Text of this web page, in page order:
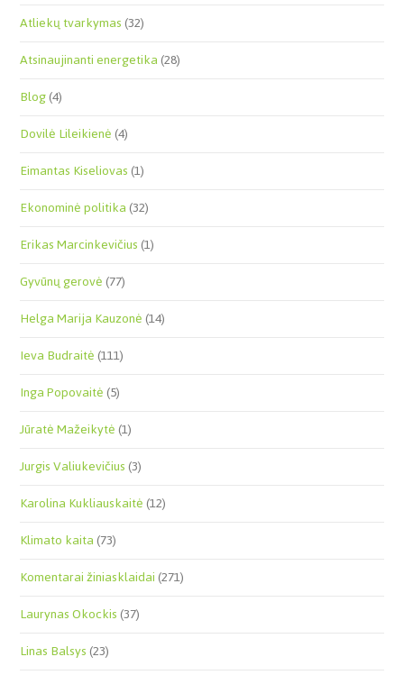
Atliekų tvarkymas(32)
Atsinaujinanti energetika(28)
Blog(4)
Dovilė Lileikienė(4)
Eimantas Kiseliovas(1)
Ekonominė politika(32)
Erikas Marcinkevičius(1)
Gyvūnų gerovė(77)
Helga Marija Kauzonė(14)
Ieva Budraitė(111)
Inga Popovaitė(5)
Jūratė Mažeikytė(1)
Jurgis Valiukevičius(3)
Karolina Kukliauskaitė(12)
Klimato kaita(73)
Komentarai žiniasklaidai(271)
Laurynas Okockis(37)
Linas Balsys(23)